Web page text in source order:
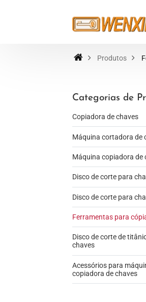
Produtos
Categorias de
Copiadora de chaves
Máquina cortadora de
Máquina copiadora de
Disco de corte para
Disco de corte para
Ferramentas para
Disco de corte de
chaves
Acessórios para
copiadora de chaves